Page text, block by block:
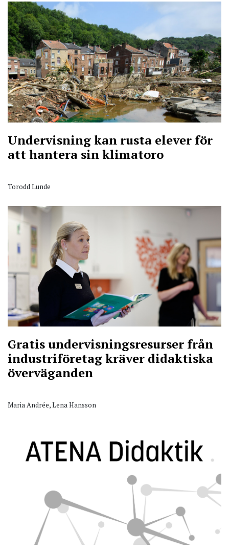
Undervisning kan rusta elever för
att hantera sin klimatoro
Torodd Lunde
Gratis undervisningsresurser från
industriföretag kräver didaktiska
överväganden
Maria Andrée, Lena Hansson